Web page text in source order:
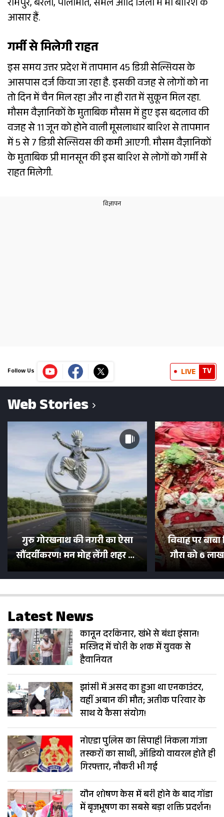
रामपुर, बरेली, पीलीभीत, संभल आदि जिलों में भी बारिश के
आसार हैं.
गर्मी से मिलेगी राहत
इस समय उत्तर प्रदेश में तापमान 45 डिग्री सेल्सियस के
आसपास दर्ज किया जा रहा है. इसकी वजह से लोगों को ना
तो दिन में चैन मिल रहा और ना ही रात में सुकून मिल रहा.
मौसम वैज्ञानिकों के मुताबिक मौसम में हुए इस बदलाव की
वजह से 11 जून को होने वाली मूसलाधार बारिश से तापमान
में 5 से 7 डिग्री सेल्सियस की कमी आएगी. मौसम वैज्ञानिकों
के मुताबिक प्री मानसून की इस बारिश से लोगों को गर्मी से
राहत मिलेगी.
Follow Us LIVE TV
Web Stories
गुरु गोरखनाथ की नगरी का ऐसा
सौंदर्यीकरण! मन मोह लेंगी शहर की
सड़कें; देखें Photos
विवाह पर
गौरा को 6
500 भक्तों
Latest News
कानून दरकिनार, खंभे से बंधा इंसान!
मस्जिद में चोरी के शक में युवक से
हैवानियत
झांसी में असद का हुआ था एनकाउंटर,
वहीं अबान की मौत; अतीक परिवार के
साथ ये कैसा संयोग!
नोएडा पुलिस का सिपाही निकला गांजा
तस्करों का साथी, ऑडियो वायरल होते ही
गिरफ्तार, नौकरी भी गई
यौन शोषण केस में बरी होने के बाद गोंडा
में बृजभूषण का सबसे बड़ा शक्ति प्रदर्शन!